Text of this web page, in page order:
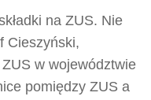
na ZUS. Nie
Cieszyński,
w województwie
pomiędzy ZUS a